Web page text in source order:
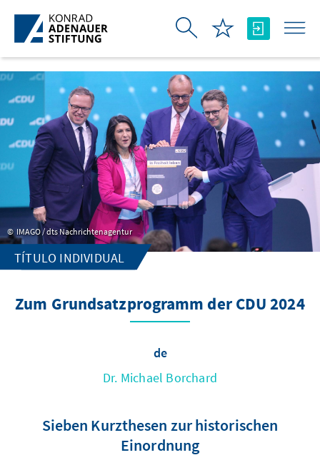
Saltar al contenido principal
IMAGO / dts Nachrichtenagentur
TÍTULO INDIVIDUAL
Zum Grundsatzprogramm der CDU 2024
de
Dr. Michael Borchard
Sieben Kurzthesen zur historischen
Einordnung